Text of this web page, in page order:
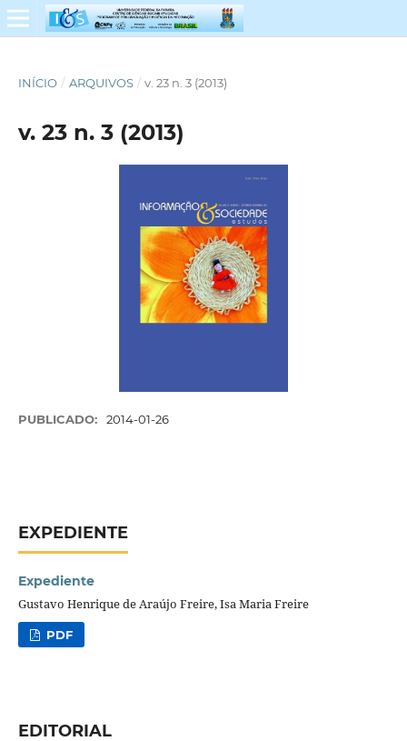
INÍCIO / ARQUIVOS / v. 23 n. 3 (2013)
v. 23 n. 3 (2013)
PUBLICADO: 2014-01-26
EXPEDIENTE
Expediente
Gustavo Henrique de Araújo Freire, Isa Maria Freire
PDF
EDITORIAL